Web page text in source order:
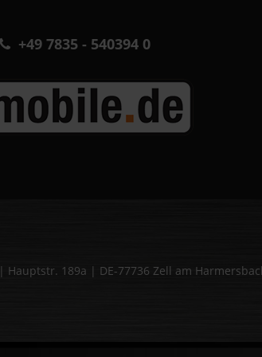
+49 7835 - 540394 0
| Hauptstr. 189a | DE-77736 Zell am